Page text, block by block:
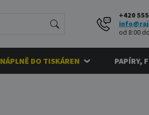
+420
od 8:00
NÁPLNĚ DO TISKÁREN PAPÍRY,